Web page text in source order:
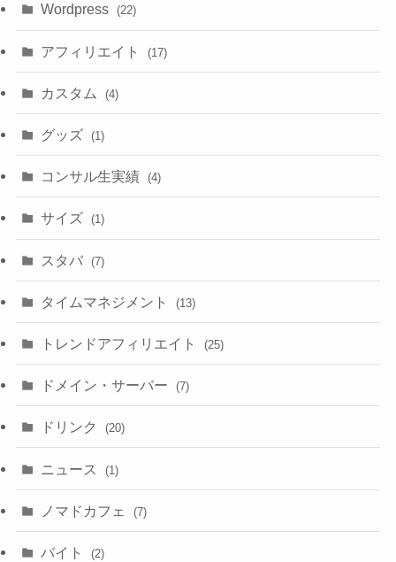
Wordpress (22)
アフィリエイト (17)
カスタム (4)
グッズ (1)
コンサル生実績 (4)
サイズ (1)
スタバ (7)
タイムマネジメント (13)
トレンドアフィリエイト (25)
ドメイン・サーバー (7)
ドリンク (20)
ニュース (1)
ノマドカフェ (7)
バイト (2)